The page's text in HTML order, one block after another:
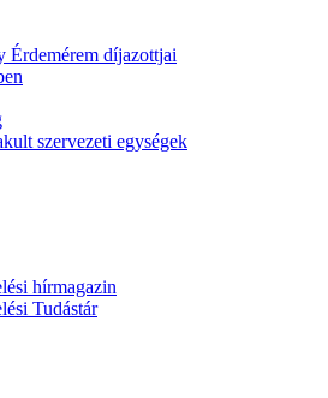
Érdemérem díjazottjai
szervezeti egységek
hírmagazin
Tudástár